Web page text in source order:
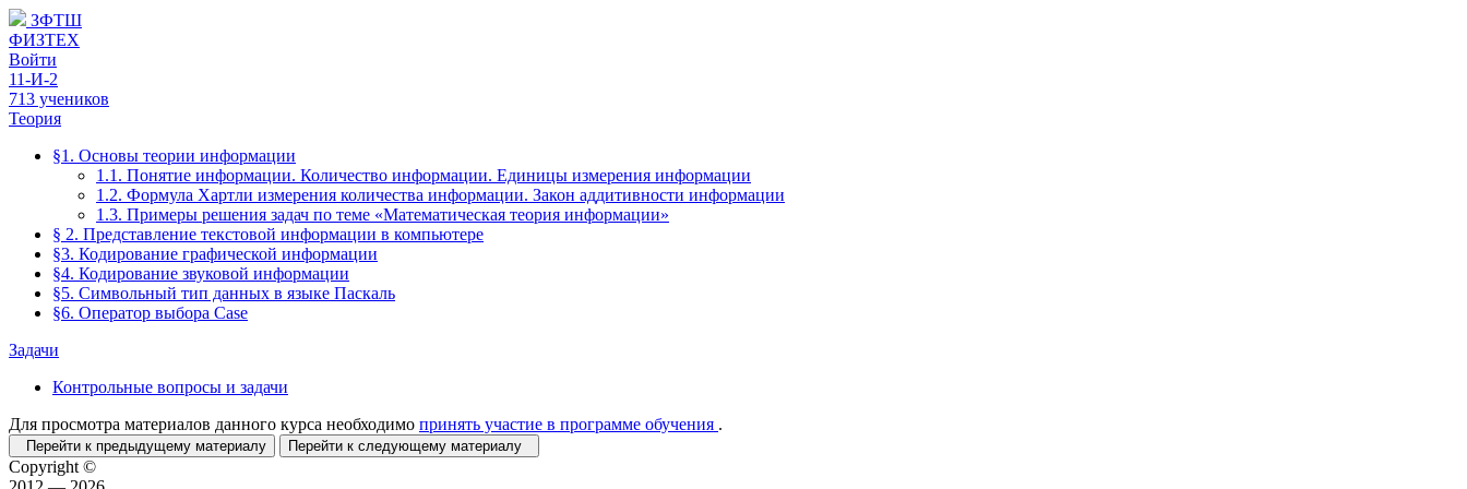
ЗФТШ
ФИЗТЕХ
Войти
11-И-2
713 учеников
Теория
§1. Основы теории информации
1.1. Понятие информации. Количество информации. Единицы измерения информации
1.2. Формула Хартли измерения количества информации. Закон аддитивности информации
1.3. Примеры решения задач по теме «Математическая теория информации»
§ 2. Представление текстовой информации в компьютере
§3. Кодирование графической информации
§4. Кодирование звуковой информации
§5. Символьный тип данных в языке Паскаль
§6. Оператор выбора Case
Задачи
Контрольные вопросы и задачи
Для просмотра материалов данного курса необходимо принять участие в программе обучения .
Перейти к предыдущему материалу Перейти к следующему материалу
Copyright ©